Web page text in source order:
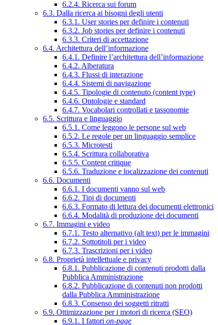
6.2.4. Ricerca sui forum
6.3. Dalla ricerca ai bisogni degli utenti
6.3.1. User stories per definire i contenuti
6.3.2. Job stories per definire i contenuti
6.3.3. Criteri di accettazione
6.4. Architettura dell’informazione
6.4.1. Definire l’architettura dell’informazione
6.4.2. Alberatura
6.4.3. Flussi di interazione
6.4.4. Sistemi di navigazione
6.4.5. Tipologie di contenuto (content type)
6.4.6. Ontologie e standard
6.4.7. Vocabolari controllati e tassonomie
6.5. Scrittura e linguaggio
6.5.1. Come leggono le persone sul web
6.5.2. Le regole per un linguaggio semplice
6.5.3. Microtesti
6.5.4. Scrittura collaborativa
6.5.5. Content critique
6.5.6. Traduzione e localizzazione dei contenuti
6.6. Documenti
6.6.1. I documenti vanno sul web
6.6.2. Tipi di documenti
6.6.3. Formato di lettura dei documenti elettronici
6.6.4. Modalità di produzione dei documenti
6.7. Immagini e video
6.7.1. Testo alternativo (alt text) per le immagini
6.7.2. Sottotitoli per i video
6.7.3. Trascrizioni per i video
6.8. Proprietà intellettuale e privacy
6.8.1. Pubblicazione di contenuti prodotti dalla
Pubblica Amministrazione
6.8.2. Pubblicazione di contenuti non prodotti
dalla Pubblica Amministrazione
6.8.3. Consenso dei soggetti ritratti
6.9. Ottimizzazione per i motori di ricerca (SEO)
6.9.1. I fattori on-page